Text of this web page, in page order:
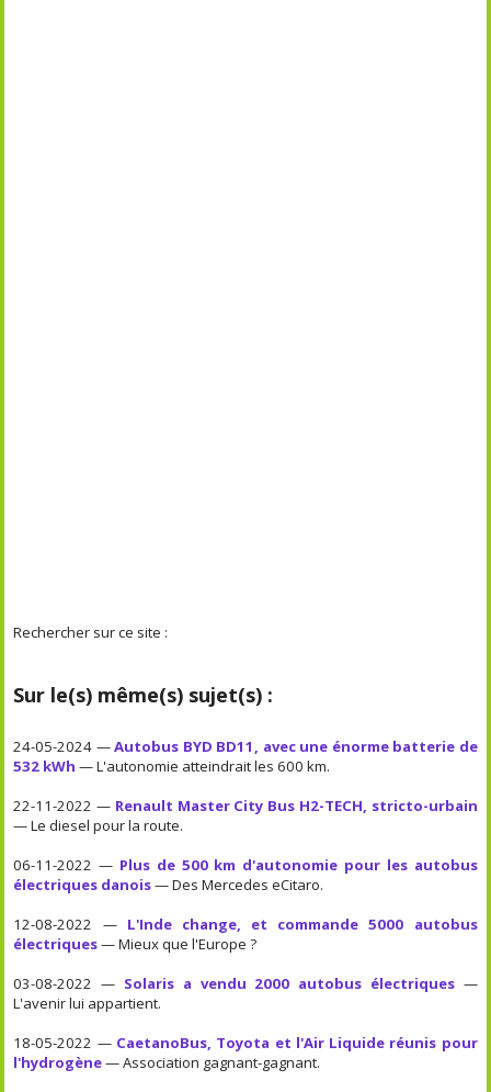
Rechercher sur ce site :
Sur le(s) même(s) sujet(s) :
24-05-2024 —Autobus BYD BD11, avec une énorme batterie de
532 kWh — L'autonomie atteindrait les 600 km.
22-11-2022 — Renault Master City Bus H2-TECH, stricto-urbain
— Le diesel pour la route.
06-11-2022 — Plus de 500 km d'autonomie pour les autobus
électriques danois— Des Mercedes eCitaro.
12-08-2022 — L'Inde change, et commande 5000 autobus
électriques— Mieux que l'Europe ?
03-08-2022 — Solaris a vendu 2000 autobus électriques—
L'avenir lui appartient.
18-05-2022 — CaetanoBus, Toyota et l'Air Liquide réunis pour
l'hydrogène— Association gagnant-gagnant.